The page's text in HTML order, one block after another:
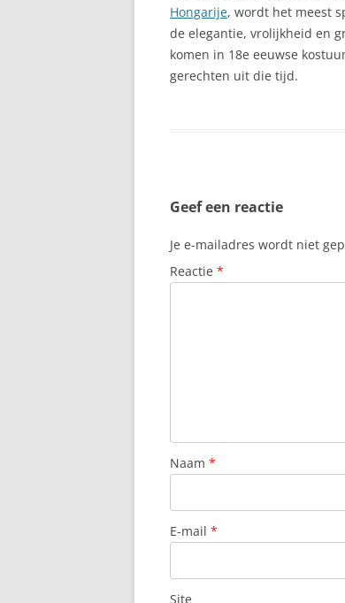
Hongarije, wordt het meest
de elegantie, vrolijkheid en
komen in 18e eeuwse
gerechten uit die tijd.
Geef een reactie
Je e-mailadres wordt niet
Reactie *
Naam *
E-mail *
Site